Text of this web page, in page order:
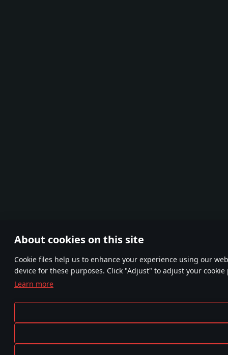
About cookies on this site
Сookie files help us to enhance your experience using our
device for these purposes. Click "Adjust" to adjust your cookie
Learn more